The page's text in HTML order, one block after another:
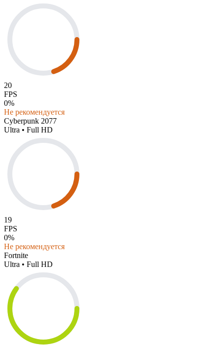
20
FPS
0%
Не рекомендуется
Cyberpunk 2077
Ultra • Full HD
19
FPS
0%
Не рекомендуется
Fortnite
Ultra • Full HD